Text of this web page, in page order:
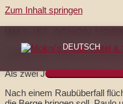
Zum Inhalt springen
DEUTSCH
Als zwei Juwelendiebe
Nach einem Raubüberfall